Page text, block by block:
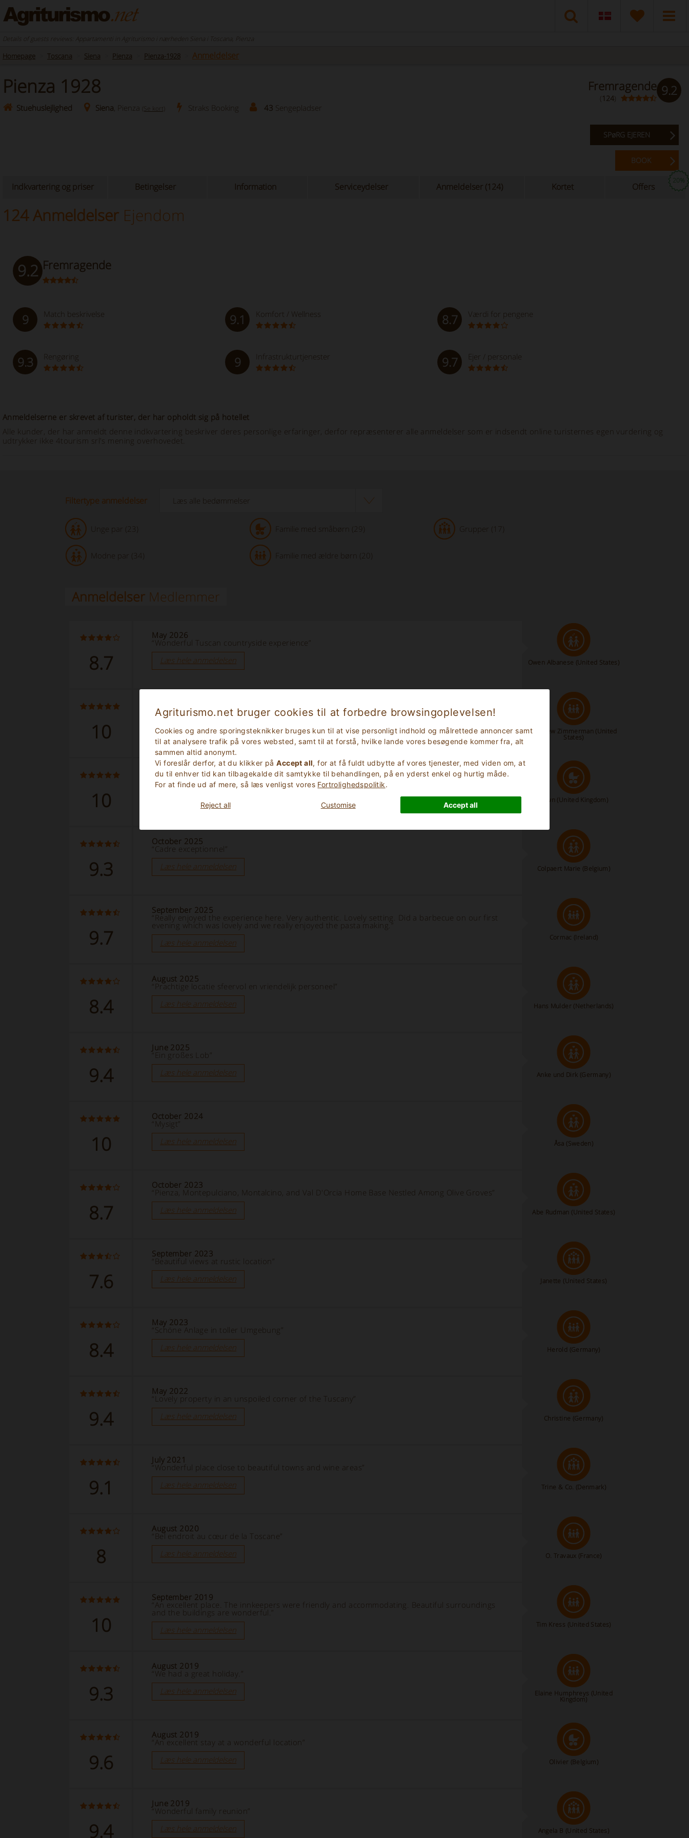
Agriturismo.net bruger cookies til at forbedre browsingoplevelsen!
Cookies og andre sporingsteknikker bruges kun til at vise personligt indhold og målrettede annoncer samt
til at analysere trafik på vores websted, samt til at forstå, hvilke lande vores besøgende kommer fra, alt
sammen altid anonymt.
Vi foreslår derfor, at du klikker påAccept all, for at få fuldt udbytte af vores tjenester, med viden om, at
du til enhver tid kan tilbagekalde dit samtykke til behandlingen, på en yderst enkel og hurtig måde.
For at finde ud af mere, så læs venligst vores Fortrolighedspolitik.
Reject all Customise Accept all
Details of guests reviews: Appartamenti in Agriturismo i nærheden Siena i Toscana, Pienza
Homepage Toscana Siena Pienza Pienza-1928 Anmeldelser
Pienza 1928
Stuehuslejlighed Siena, Pienza (Se kort) Straks Booking 43 Sengepladser
Fremragende
( 124) 9.2
SPøRG EJEREN
BOOK
Indkvartering og priser Betingelser Information Serviceydelser Anmeldelser (124) Kortet Offers
20%
124 Anmeldelser Ejendom
9.2 Fremragende
9 Match beskrivelse 9.1 Komfort / Wellness 8.7 Værdi for pengene
9.3 Rengøring 9 Infrastrukturtjenester 9.7 Ejer / personale
Anmeldelserne er skrevet af turister, der har opholdt sig på hotellet
Alle kunder, der har anmeldt denne indkvartering beskriver deres personlige erfaringer, derfor repræsenterer alle anmeldelser som er indsendt online turisternes egen vurdering og
udtrykker ikke 4tourism srl's mening overhovedet.
Filtertype anmeldelser
Unge par (23) Familie med småbørn (29) Grupper (17)
Modne par (34) Familie med ældre børn (20)
Anmeldelser Medlemmer
Owen Albanese (United States)
May 2026
“Wonderful Tuscan countryside experience”
Læs hele anmeldelsen
8.7
Matthew Zimmerman (United
States)
“Excellent stay, loved the food and views”
Læs hele anmeldelsen
10
Dawn (United Kingdom)
March 2026
“Excellent location, beautiful, traditional accommodation and a top-notch dining experience.”
10
Colpaert Marie (Belgium)
October 2025
“Cadre exceptionnel”
Læs hele anmeldelsen
9.3
Cormac (Ireland)
September 2025
“Really enjoyed the experience here. Very authentic. Lovely setting. Did a barbecue on our first
evening which was lovely and we really enjoyed the pasta making.”
Læs hele anmeldelsen
9.7
Hans Mulder (Netherlands)
August 2025
“Prachtige locatie sfeervol en vriendelijk personeel”
Læs hele anmeldelsen
8.4
Anke und Dirk (Germany)
June 2025
“Ein großes Lob”
Læs hele anmeldelsen
9.4
Åsa (Sweden)
October 2024
“Mysigt”
Læs hele anmeldelsen
10
Abe Rudman (United States)
October 2023
“Pienza, Montepulciano, Montalcino, and Val D'Orcia Home Base Nestled Among Olive Groves”
Læs hele anmeldelsen
8.7
Janette (United States)
September 2023
“Beautiful views at rustic location”
Læs hele anmeldelsen
7.6
Herold (Germany)
May 2023
“Schöne Anlage in toller Umgebung”
Læs hele anmeldelsen
8.4
Christine (Germany)
May 2022
“Lovely property in an unspoiled corner of the Tuscany”
Læs hele anmeldelsen
9.4
Trine & Co. (Denmark)
July 2021
“Wonderful place close to beautiful towns and wine areas”
Læs hele anmeldelsen
9.1
O. Travaux (France)
August 2020
“Bel endroit au cœur de la Toscane”
Læs hele anmeldelsen
8
Tim Kress (United States)
September 2019
“An excellent place. The innkeepers were friendly and accommodating. Beautiful surroundings
and the buildings are wonderful.”
Læs hele anmeldelsen
10
Elaine Humphreys (United
Kingdom)
August 2019
“We had a great holiday.”
Læs hele anmeldelsen
9.3
Olivier (Belgium)
August 2019
“An excellent stay at a wonderful location”
Læs hele anmeldelsen
9.6
Angela B (United States)
June 2019
“Wonderful family reunion”
Læs hele anmeldelsen
9.4